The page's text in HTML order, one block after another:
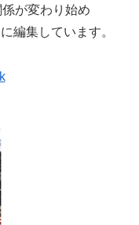
が変わり始め
集しています。